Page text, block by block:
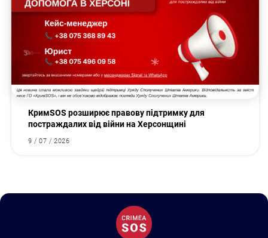
КримSOS розширює правову підтримку для
постраждалих від війни на Херсонщині
9 / 07 / 2026